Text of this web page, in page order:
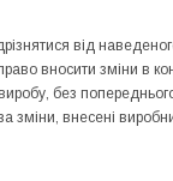
від
вносити зміни в
без
зміни, внесені